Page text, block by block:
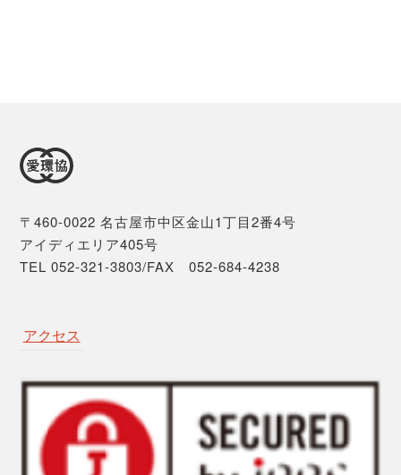
〒460-0022 名古屋市中区金山1丁目2番4号
アイディエリア405号
TEL 052-321-3803/FAX 052-684-4238
アクセス